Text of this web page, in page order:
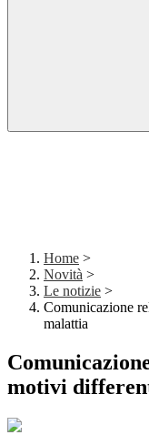
Home >
Novità >
Le notizie >
Comunicazione
malattia
motivi